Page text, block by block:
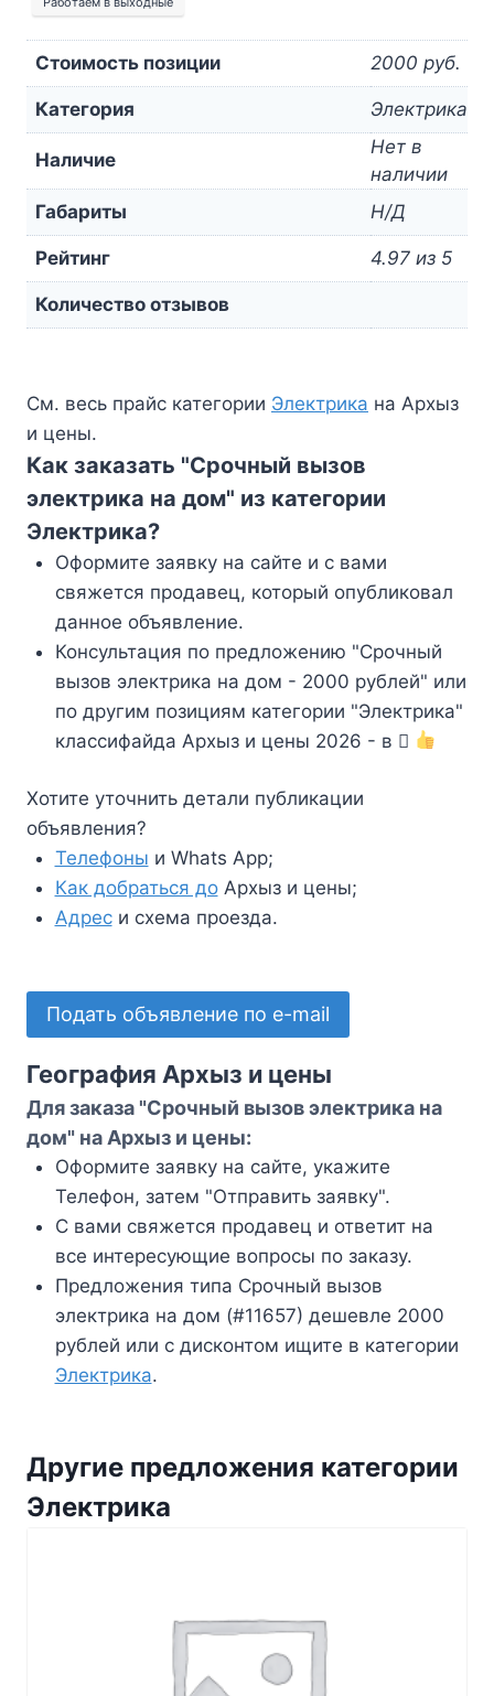
Стоимость позиции 2000 руб.
Категория Электрика
Наличие
Нет в
наличии
Габариты
Н/Д
Рейтинг 4.97 из 5
Количество отзывов
См. весь прайс категории Электрика на Архыз
и цены.
Как заказать "Срочный вызов
электрика на дом" из категории
Электрика?
Оформите заявку на сайте и с вами
свяжется продавец, который опубликовал
данное объявление.
Консультация по предложению "Срочный
вызов электрика на дом - 2000 рублей" или
по другим позициям категории "Электрика"
классифайда Архыз и цены 2026 - в
Хотите уточнить детали публикации
объявления?
Телефоны и Whats App;
Как добраться доАрхыз и цены;
Адреси схема проезда.
Подать объявление по e-mail
География Архыз и цены
Для заказа "Срочный вызов электрика на
дом" на Архыз и цены:
Оформите заявку на сайте, укажите
Телефон, затем "Отправить заявку".
С вами свяжется продавец и ответит на
все интересующие вопросы по заказу.
Предложения типа Срочный вызов
электрика на дом (#11657) дешевле 2000
рублей или с дисконтом ищите в категории
Электрика.
Другие предложения категории
Электрика